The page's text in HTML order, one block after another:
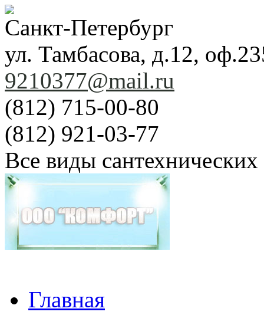
Санкт-Петербург
ул. Тамбасова, д.12,
9210377@mail.ru
(812) 715-00-80
(812) 921-03-77
Все виды
Главная